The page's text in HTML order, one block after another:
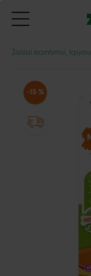
Žaislai kramtymui, tąsymui
-15 %